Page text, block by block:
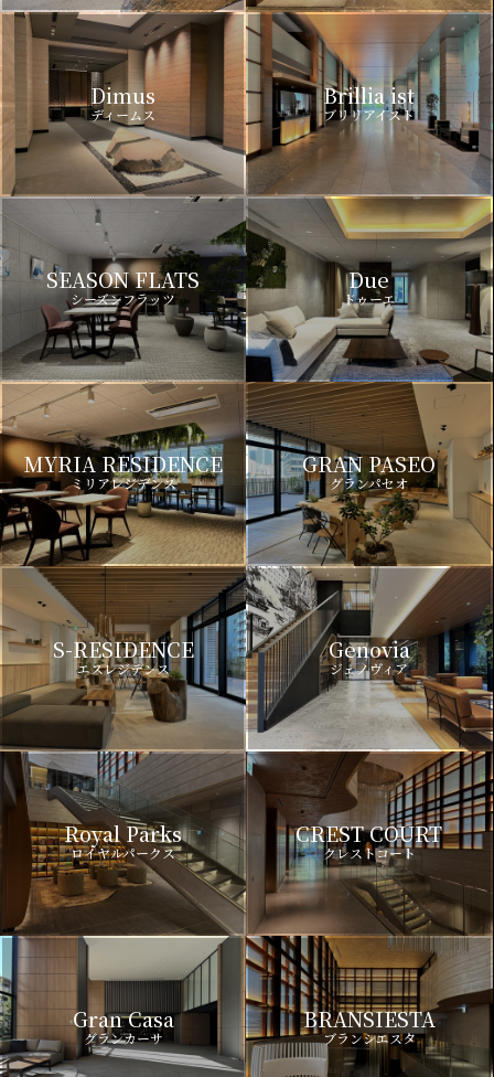
Dimus
ディームス
Brillia ist
ブリリアイスト
SEASON FLATS
シーズンフラッツ
Due
ドゥーエ
MYRIA RESIDENCE
ミリアレジデンス
GRAN PASEO
グランパセオ
S-RESIDENCE
エスレジデンス
Genovia
ジェノヴィア
Royal Parks
ロイヤルパークス
CREST COURT
クレストコート
Gran Casa
グランカーサ
BRANSIESTA
ブランシエスタ